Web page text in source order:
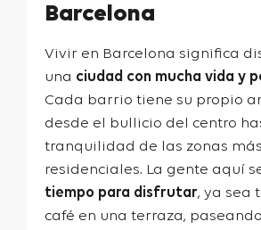
Barcelona
Vivir en Barcelona significa
una ciudad con mucha vida y
Cada barrio tiene su propio
desde el bullicio del centro
tranquilidad de las zonas más
residenciales. La gente aquí
tiempo para disfrutar, ya sea
café en una terraza,